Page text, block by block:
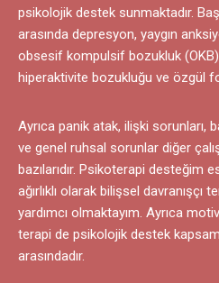
psikolojik destek sunmaktadır.
arasında depresyon, yaygın
obsesif kompulsif bozukluk
hiperaktivite bozukluğu ve özgül
Ayrıca panik atak, ilişki sorunları,
ve genel ruhsal sorunlar diğer
bazılarıdır. Psikoterapi desteğim
ağırlıklı olarak bilişsel davranışçı
yardımcı olmaktayım. Ayrıca
terapi de psikolojik destek
arasındadır.